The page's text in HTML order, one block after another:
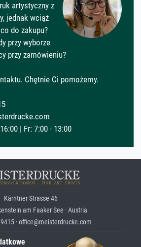
artystyczny z
jednak wciąż
do zakupu?
przy wyborze
przy zamówieniu?
Chętnie Ci pomożemy.
| Fr: 7:00 - 13:00
Kärntner Strasse 46
am Faaker See · Austria
· office@meisterdrucke.com